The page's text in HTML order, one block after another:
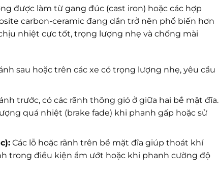
được làm từ gang đúc (cast iron) hoặc các hợp
carbon-ceramic đang dần trở nên phổ biến hơn
nhiệt cực tốt, trọng lượng nhẹ và chống mài
sau hoặc trên các xe có trọng lượng nhẹ, yêu cầu
trước, có các rãnh thông gió ở giữa hai bề mặt đĩa.
quá nhiệt (brake fade) khi phanh gấp hoặc sử
Các lỗ hoặc rãnh trên bề mặt đĩa giúp thoát khí
trong điều kiện ẩm ướt hoặc khi phanh cường độ